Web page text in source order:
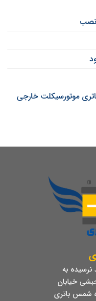
نصب
نرسیده به
خیابان